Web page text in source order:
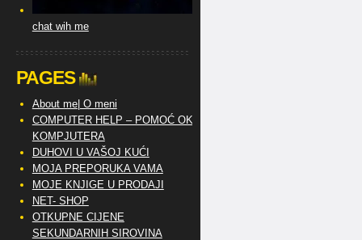
chat wih me
PAGES
About me| O meni
COMPUTER HELP – POMOĆ OKO
KOMPJUTERA
DUHOVI U VAŠOJ KUĆI
MOJA PREPORUKA VAMA
MOJE KNJIGE U PRODAJI
NET- SHOP
OTKUPNE CIJENE
SEKUNDARNIH SIROVINA